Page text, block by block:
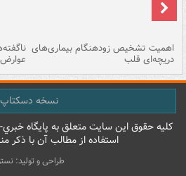
اهمیت تشخیص زودهنگام بیماری‌های
دریچه‌ای قلب عوارض
نسخه دسکتاپ
کليه حقوق اين سايت متعلق به پایگاه
استفاده از مطالب آن با ذکر
طراحی و تولید: